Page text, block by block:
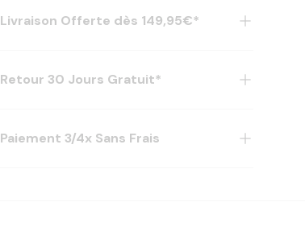
Livraison Offerte dès 149,95€*
Retour 30 Jours Gratuit*
Paiement 3/4x Sans Frais